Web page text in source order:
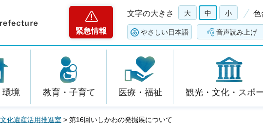
緊急情報
文字の大きさ 大 中 小 色
やさしい日本語 音声読み上げ
環境 教育・子育て 医療・福祉 観光・文化・スポ
化遺産活用推進室 > 第16回いしかわの発掘展について